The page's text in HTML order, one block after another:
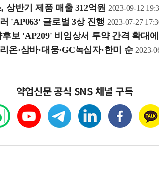
상반기 제품 매출 312억원 2023-09-12
'AP063' 글로벌 3상 진행 2023-07-27
보 'AP209' 비임상서 투약 간격 확대
온·삼바·대웅·GC녹십자·한미 순2023-
약업신문 공식 SNS 채널 구독